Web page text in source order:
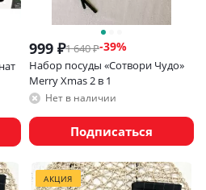
999 ₽1 640₽-39%
Набор посуды «Сотвори Чудо»
Merry Xmas 2 в 1
Нет в наличии
Подписаться
АКЦИЯ